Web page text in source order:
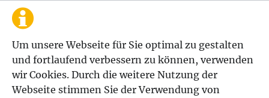
Um unsere Webseite für Sie optimal zu gestalten
und fortlaufend verbessern zu können, verwenden
wir Cookies. Durch die weitere Nutzung der
Webseite stimmen Sie der Verwendung von